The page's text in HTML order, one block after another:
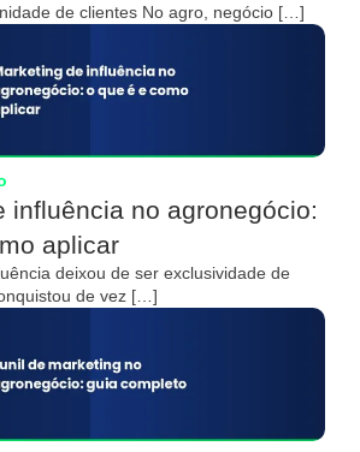
de clientes No agro, negócio […]
influência no agronegócio:
aplicar
deixou de ser exclusividade de
de vez […]